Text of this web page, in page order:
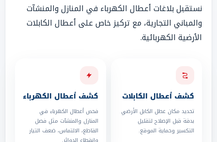
نستقبل بلاغات أعطال الكهرباء في المنازل والمنشآت
والمباني التجارية، مع تركيز خاص على أعطال الكابلات
الأرضية الكهربائية.
كشف أعطال الكابلات
تحديد مكان عطل الكابل الأرضي
بدقة قبل الإصلاح لتقليل
التكسير وحماية الموقع.
كشف أعطال الكهرباء
فحص أعطال الكهرباء في
المنازل والمنشآت مثل فصل
القاطع، الالتماس، ضعف التيار